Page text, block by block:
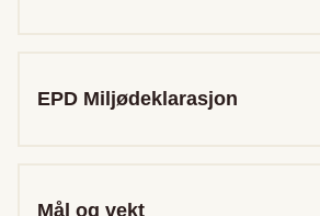
EPD Miljødeklarasjon
Mål og vekt